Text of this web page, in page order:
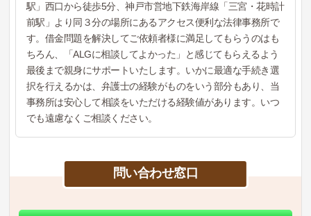
駅」西口から徒歩5分、神戸市営地下鉄海岸線「三宮・花時計
前駅」より同３分の場所にあるアクセス便利な法律事務所で
す。借金問題を解決してご依頼者様に満足してもらうのはも
ちろん、「ALGに相談してよかった」と感じてもらえるよう
最後まで親身にサポートいたします。いかに最適な手続き選
択を行えるかは、弁護士の経験がものをいう部分もあり、当
事務所は安心して相談をいただける経験値があります。いつ
でも遠慮なくご相談ください。
問い合わせ窓口